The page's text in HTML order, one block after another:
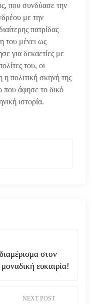
που συνδύασε την
με την
πατρίδας
του μένει ως
για δεκαετίες με
του, οι
πολιτική σκηνή της
που άφησε το δικό
ιστορία.
στον
ευκαιρία!
NEXT POST